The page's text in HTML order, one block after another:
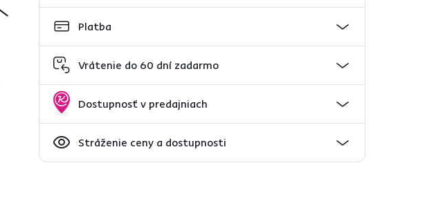
Platba
Vrátenie do 60 dní zadarmo
Dostupnosť v predajniach
Stráženie ceny a dostupnosti